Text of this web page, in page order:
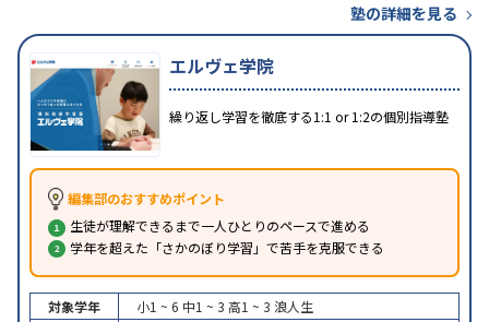
塾の詳細を見る
エルヴェ学院
繰り返し学習を徹底する1:1 or 1:2の個別指導塾
編集部のおすすめポイント
生徒が理解できるまで一人ひとりのペースで進める
学年を超えた「さかのぼり学習」で苦手を克服できる
対象学年 小1 ~ 6 中1 ~ 3 高1 ~ 3 浪人生